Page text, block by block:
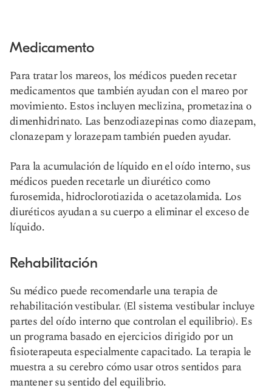
Medicamento
Para tratar los mareos, los médicos pueden recetar
medicamentos que también ayudan con el mareo por
movimiento. Estos incluyen meclizina, prometazina o
dimenhidrinato. Las benzodiazepinas como diazepam,
clonazepam y lorazepam también pueden ayudar.
Para la acumulación de líquido en el oído interno, sus
médicos pueden recetarle un diurético como
furosemida, hidroclorotiazida o acetazolamida. Los
diuréticos ayudan a su cuerpo a eliminar el exceso de
líquido.
Rehabilitación
Su médico puede recomendarle una terapia de
rehabilitación vestibular. (El sistema vestibular incluye
partes del oído interno que controlan el equilibrio). Es
un programa basado en ejercicios dirigido por un
fisioterapeuta especialmente capacitado. La terapia le
muestra a su cerebro cómo usar otros sentidos para
mantener su sentido del equilibrio.